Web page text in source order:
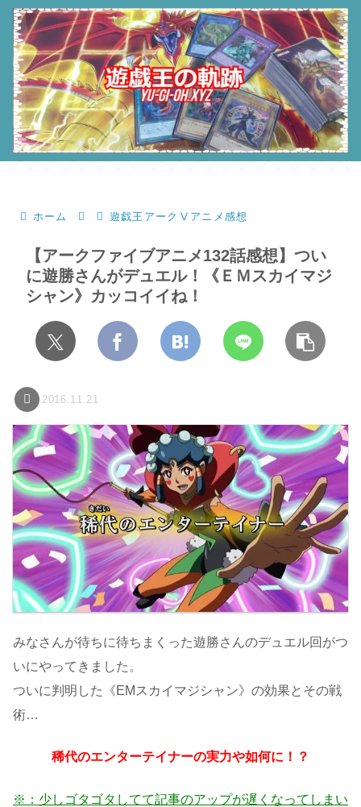
ホーム 遊戯王アークⅤアニメ感想
【アークファイブアニメ132話感想】つい
に遊勝さんがデュエル！《ＥＭスカイマジ
シャン》カッコイイね！
2016.11.21
みなさんが待ちに待ちまくった遊勝さんのデュエル回がつ
いにやってきました。
ついに判明した《EMスカイマジシャン》の効果とその戦
術…
稀代のエンターテイナーの実力や如何に！？
※：少しゴタゴタしてて記事のアップが遅くなってしまい